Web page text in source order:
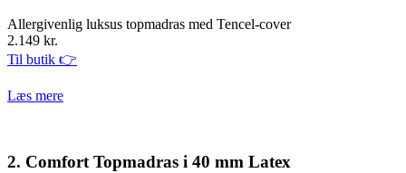
Allergivenlig luksus topmadras med Tencel-cover
2.149 kr.
Til butik 👉
Læs mere
2. Comfort Topmadras i 40 mm Latex